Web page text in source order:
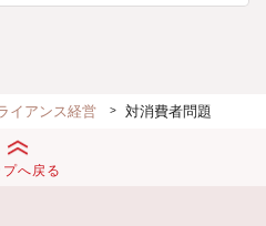
イアンス経営 対消費者問題
プへ戻る